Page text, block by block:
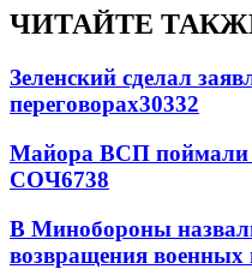
ЧИТАЙТЕ
Зеленский сделал
переговорах30332
Майора ВСП
СОЧ6738
В Минобороны
возвращения